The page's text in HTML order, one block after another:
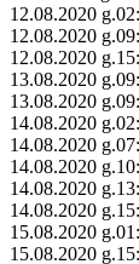
12.08.2020
12.08.2020
12.08.2020
13.08.2020
13.08.2020
14.08.2020
14.08.2020
14.08.2020
14.08.2020
14.08.2020
15.08.2020
15.08.2020